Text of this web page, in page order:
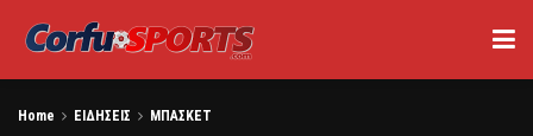
Home ΕΙΔΗΣΕΙΣ ΜΠΑΣΚΕΤ